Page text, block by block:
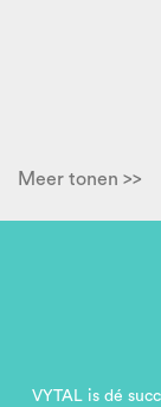
Meer tonen >>
VYTAL is dé